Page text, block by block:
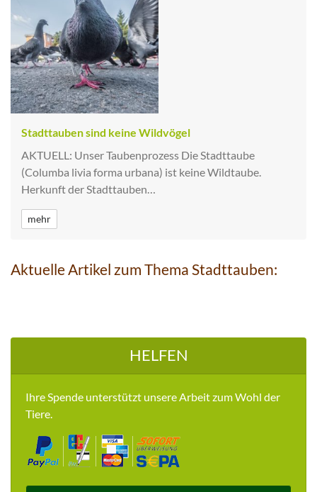
Stadttauben sind keine Wildvögel
AKTUELL: Unser Taubenprozess Die Stadttaube
(Columba livia forma urbana) ist keine Wildtaube.
Herkunft der Stadttauben…
mehr
Aktuelle Artikel zum Thema Stadttauben:
HELFEN
Ihre Spende unterstützt unsere Arbeit zum Wohl der
Tiere.